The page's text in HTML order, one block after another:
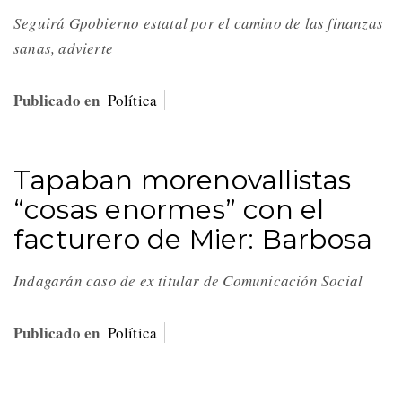
Seguirá Gpobierno estatal por el camino de las finanzas
sanas, advierte
Publicado en Política
Tapaban morenovallistas
“cosas enormes” con el
facturero de Mier: Barbosa
Indagarán caso de ex titular de Comunicación Social
Publicado en Política